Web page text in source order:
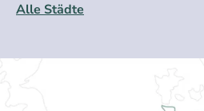
Alle Städte